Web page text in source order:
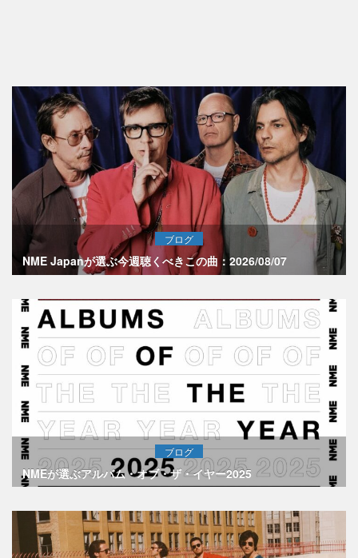
ブログ
NME Japanが選ぶ今週聴くべきこの曲：2026/08/07
ブログ
NMEが選ぶアルバム・オブ・ザ・イヤー2025